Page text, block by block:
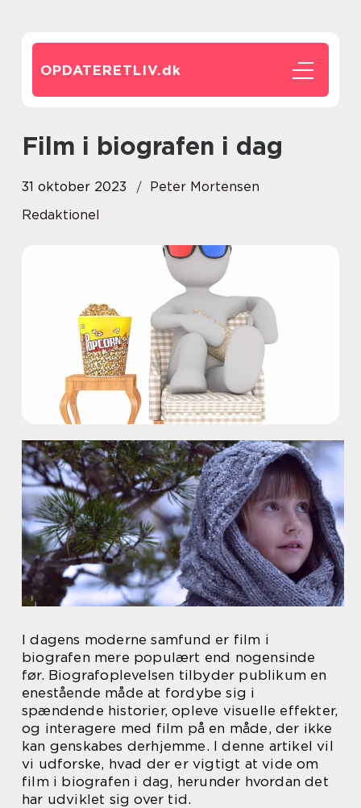
OPDATERETLIV.dk
Film i biografen i dag
31 oktober 2023
Peter Mortensen
Redaktionel
I dagens moderne samfund er film i
biografen mere populært end nogensinde
før. Biografoplevelsen tilbyder publikum en
enestående måde at fordybe sig i
spændende historier, opleve visuelle effekter,
og interagere med film på en måde, der ikke
kan genskabes derhjemme. I denne artikel vil
vi udforske, hvad der er vigtigt at vide om
film i biografen i dag, herunder hvordan det
har udviklet sig over tid.